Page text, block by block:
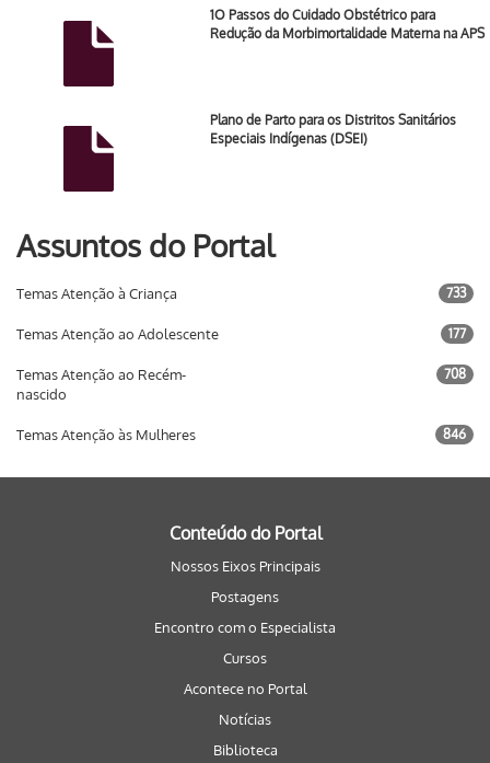
1O Passos do Cuidado Obstétrico para
Redução da Morbimortalidade Materna na APS
Plano de Parto para os Distritos Sanitários
Especiais Indígenas (DSEI)
Assuntos do Portal
Temas Atenção à Criança 733
Temas Atenção ao Adolescente 177
Temas Atenção ao Recém-
nascido
708
Temas Atenção às Mulheres 846
Conteúdo do Portal
Nossos Eixos Principais
Postagens
Encontro com o Especialista
Cursos
Acontece no Portal
Notícias
Biblioteca